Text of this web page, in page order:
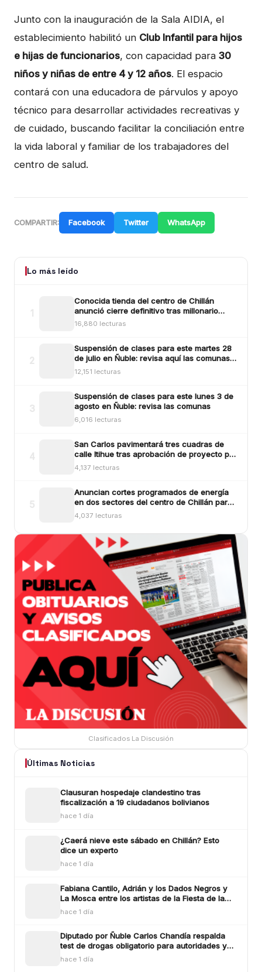
Junto con la inauguración de la Sala AIDIA, el
establecimiento habilitó un Club Infantil para hijos
e hijas de funcionarios, con capacidad para 30
niños y niñas de entre 4 y 12 años. El espacio
contará con una educadora de párvulos y apoyo
técnico para desarrollar actividades recreativas y
de cuidado, buscando facilitar la conciliación entre
la vida laboral y familiar de los trabajadores del
centro de salud.
COMPARTIR: Facebook Twitter WhatsApp
Lo más leído
Conocida tienda del centro de Chillán
anunció cierre definitivo tras millonario
robo ocurrido la madrugada del reciente
lunes
16,880 lecturas
Suspensión de clases para este martes 28
de julio en Ñuble: revisa aquí las comunas y
sectores
12,151 lecturas
Suspensión de clases para este lunes 3 de
agosto en Ñuble: revisa las comunas
6,016 lecturas
San Carlos pavimentará tres cuadras de
calle Itihue tras aprobación de proyecto por
más de $554 millones
4,137 lecturas
Anuncian cortes programados de energía
en dos sectores del centro de Chillán para
este viernes
4,037 lecturas
Clasificados La Discusión
Últimas Noticias
Clausuran hospedaje clandestino tras
fiscalización a 19 ciudadanos bolivianos
hace 1 día
¿Caerá nieve este sábado en Chillán? Esto
dice un experto
hace 1 día
Fabiana Cantilo, Adrián y los Dados Negros y
La Mosca entre los artistas de la Fiesta de la
Longaniza Chillán 2026
hace 1 día
Diputado por Ñuble Carlos Chandía respalda
test de drogas obligatorio para autoridades y
funcionarios públicos
hace 1 día